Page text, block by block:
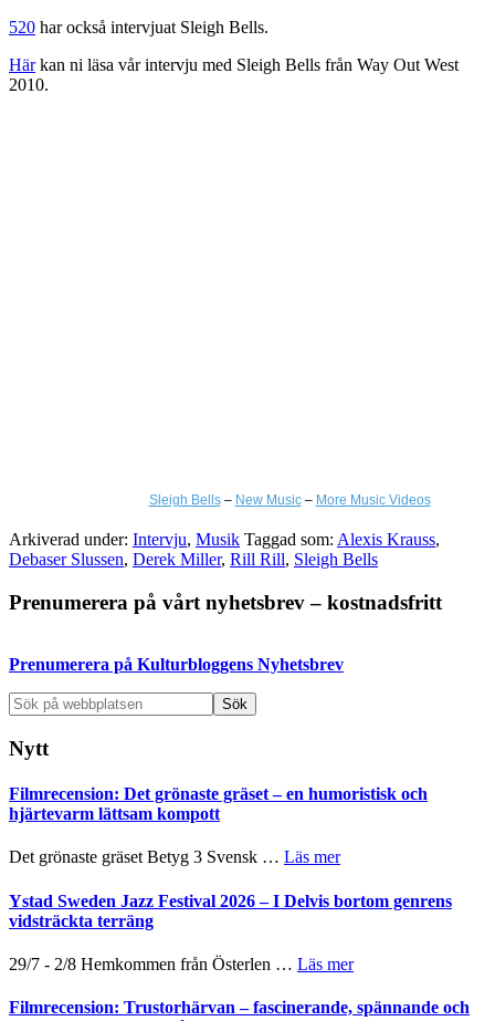
520 har också intervjuat Sleigh Bells.
Härkan ni läsa vår intervju med Sleigh Bells från Way Out West
2010.
Sleigh Bells– New Music– More Music Videos
Arkiverad under: Intervju, Musik Taggad som: Alexis Krauss,
Debaser Slussen, Derek Miller, Rill Rill, Sleigh Bells
Primärt
Prenumerera på vårt nyhetsbrev – kostnadsfritt
Prenumerera på Kulturbloggens Nyhetsbrev
Sök
på
webbplatsen
Nytt
Filmrecension: Det grönaste gräset – en humoristisk och
hjärtevarm lättsam kompott
Det grönaste gräset Betyg 3 Svensk … Läs merom
Det
grönaste
en
och
Ystad Sweden Jazz Festival 2026 – I Delvis bortom genrens
vidsträckta terräng
29/7 - 2/8 Hemkommen från Österlen … Läs merom
Sweden
Filmrecension: Trustorhärvan – fascinerande, spännande och